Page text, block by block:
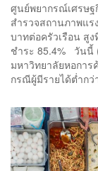
ศูนย์พยากรณ์เศรษฐ
สำรวจสถานภาพแร
บาทต่อครัวเรือน สู
ชำระ 85.4% วันนี้
มหาวิทยาลัยหอการ
กรณีผู้มีรายได้ต่ำกว่